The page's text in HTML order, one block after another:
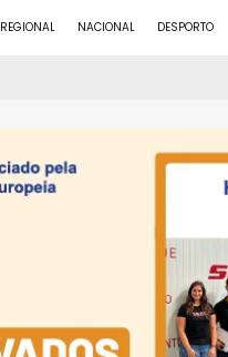
REGIONAL NACIONAL DESPORTO